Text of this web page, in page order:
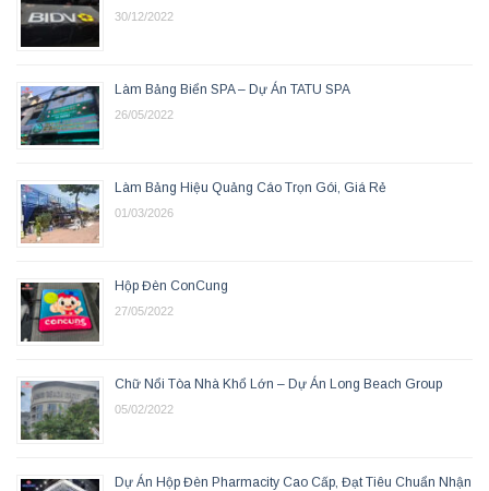
30/12/2022
Làm Bảng Biển SPA – Dự Án TATU SPA
26/05/2022
Làm Bảng Hiệu Quảng Cáo Trọn Gói, Giá Rẻ
01/03/2026
Hộp Đèn ConCung
27/05/2022
Chữ Nổi Tòa Nhà Khổ Lớn – Dự Án Long Beach Group
05/02/2022
Dự Án Hộp Đèn Pharmacity Cao Cấp, Đạt Tiêu Chuẩn Nhận